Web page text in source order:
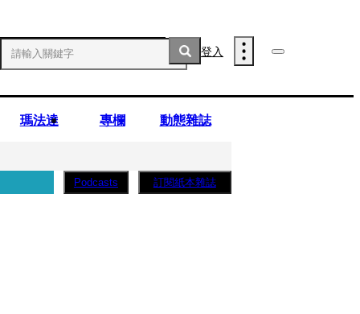
登入
瑪法達 專欄 動態雜誌
Podcasts 訂閱紙本雜誌